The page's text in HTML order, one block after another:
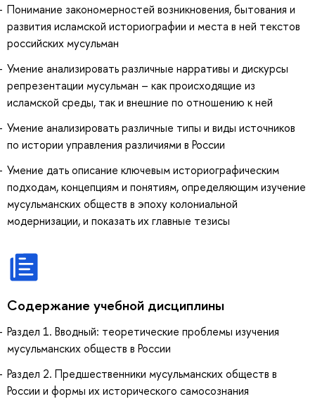
Понимание закономерностей возникновения, бытования и
развития исламской историографии и места в ней текстов
российских мусульман
Умение анализировать различные нарративы и дискурсы
репрезентации мусульман – как происходящие из
исламской среды, так и внешние по отношению к ней
Умение анализировать различные типы и виды источников
по истории управления различиями в России
Умение дать описание ключевым историографическим
подходам, концепциям и понятиям, определяющим изучение
мусульманских обществ в эпоху колониальной
модернизации, и показать их главные тезисы
Содержание учебной дисциплины
Раздел 1. Вводный: теоретические проблемы изучения
мусульманских обществ в России
Раздел 2. Предшественники мусульманских обществ в
России и формы их исторического самосознания